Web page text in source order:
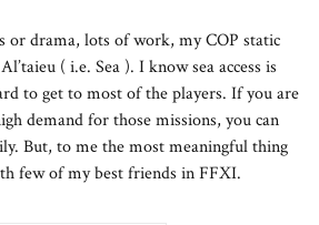
or drama, lots of work, my COP static
( i.e. Sea ). I know sea access is
to get to most of the players. If you are
demand for those missions, you can
But, to me the most meaningful thing
few of my best friends in FFXI.